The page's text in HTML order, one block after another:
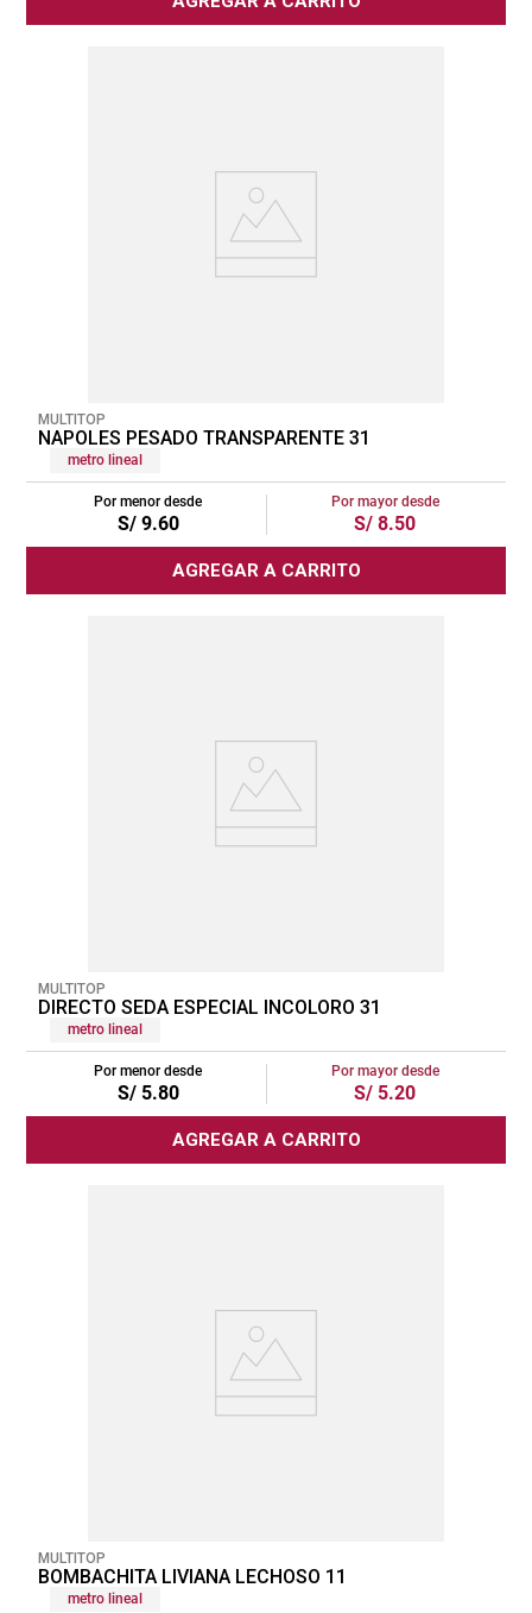
MULTITOP
NAPOLES PESADO TRANSPARENTE 31
metro lineal
Por menor desde
S/ 9.60
Por mayor desde
S/ 8.50
AGREGAR A CARRITO
MULTITOP
DIRECTO SEDA ESPECIAL INCOLORO 31
metro lineal
Por menor desde
S/ 5.80
Por mayor desde
S/ 5.20
AGREGAR A CARRITO
MULTITOP
BOMBACHITA LIVIANA LECHOSO 11
metro lineal